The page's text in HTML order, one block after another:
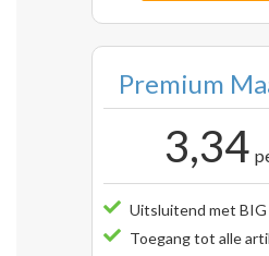
Premium
3,34
Uitsluitend met
Toegang tot alle